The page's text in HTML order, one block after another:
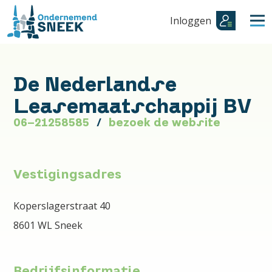
Inloggen
De Nederlandse
Leasemaatschappij BV
06-21258585 bezoek de website
Vestigingsadres
Koperslagerstraat 40
8601 WL Sneek